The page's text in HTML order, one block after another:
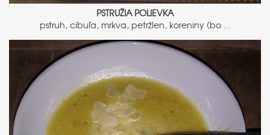
PSTRUŽIA POLIEVKA
pstruh, cibuľa, mrkva, petržlen, koreniny (bo ...